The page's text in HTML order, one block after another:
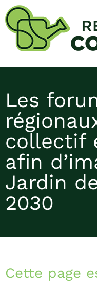
Les
collectif
afin
Jardin
2030
Cette page